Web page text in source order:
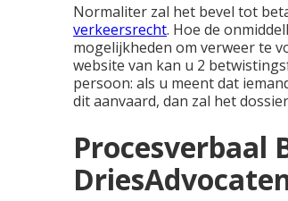
Normaliter zal het bevel tot
verkeersrecht. Hoe de
mogelijkheden om verweer te
website van kan u 2
persoon: als u meent dat
dit aanvaard, dan zal het
Procesverbaal